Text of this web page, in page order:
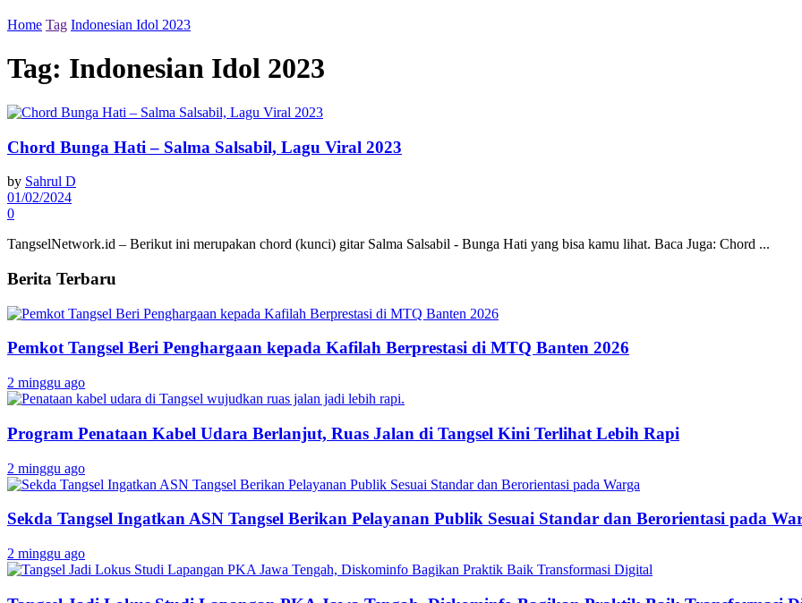
Home Tag Indonesian Idol 2023
Tag: Indonesian Idol 2023
Chord Bunga Hati – Salma Salsabil, Lagu Viral 2023
by Sahrul D
01/02/2024
0
TangselNetwork.id – Berikut ini merupakan chord (kunci) gitar Salma Salsabil - Bunga Hati yang bisa kamu lihat. Baca Juga: Chord ...
Berita Terbaru
Pemkot Tangsel Beri Penghargaan kepada Kafilah Berprestasi di MTQ Banten 2026
2 minggu ago
Program Penataan Kabel Udara Berlanjut, Ruas Jalan di Tangsel Kini Terlihat Lebih Rapi
2 minggu ago
Sekda Tangsel Ingatkan ASN Tangsel Berikan Pelayanan Publik Sesuai Standar dan Berorientasi pada
2 minggu ago